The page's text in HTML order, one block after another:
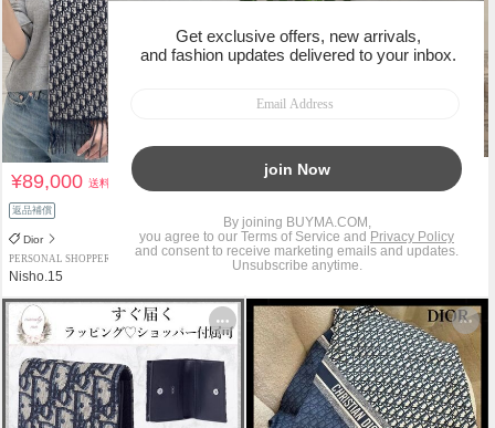
¥89,000送料込
返品補償
Dior
PERSONAL SHOPPER
Nisho.15
¥115,000
Dior
PERSONAL SHOPPER